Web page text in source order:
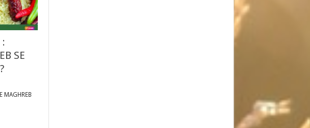
SE
MAGHREB